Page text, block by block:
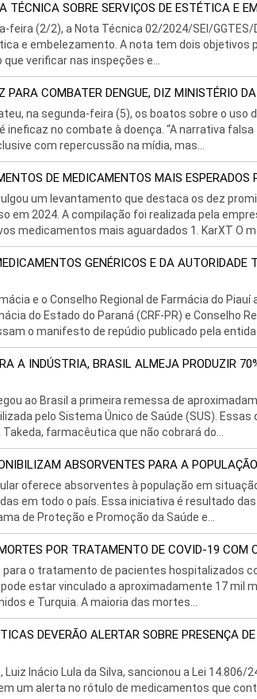
TÉCNICA SOBRE SERVIÇOS DE ESTÉTICA E
feira (2/2), a Nota Técnica 02/2024/SEI/
e embelezamento. A nota tem dois objetivos
verificar nas inspeções e...
PARA COMBATER DENGUE, DIZ MINISTÉRIO
na segunda-feira (5), os boatos sobre o uso
ineficaz no combate à doença. “A narrativa
com repercussão na mídia, mas...
DE MEDICAMENTOS MAIS ESPERADOS
um levantamento que destaca os dez
em 2024. A compilação foi realizada pela
medicamentos mais aguardados 1. KarXT O
GENÉRICOS E DA AUTORIDADE
e o Conselho Regional de Farmácia do
do Estado do Paraná (CRF-PR) e Conselho
o manifesto de repúdio publicado pela
A INDÚSTRIA, BRASIL ALMEJA PRODUZIR
ao Brasil a primeira remessa de
pelo Sistema Único de Saúde (SUS).
farmacêutica que não cobrará do...
ABSORVENTES PARA A
oferece absorventes à população em
em todo o país. Essa iniciativa é resultado
de Proteção e Promoção da Saúde e...
POR TRATAMENTO DE COVID-19 COM
para o tratamento de pacientes hospitalizados
estar vinculado a aproximadamente 17 mil
e Turquia. A maioria das mortes...
DEVERÃO ALERTAR SOBRE PRESENÇA
Luiz Inácio Lula da Silva, sancionou a Lei 14.806/
um alerta no rótulo de medicamentos que